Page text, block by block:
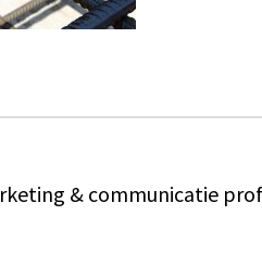
& communicatie